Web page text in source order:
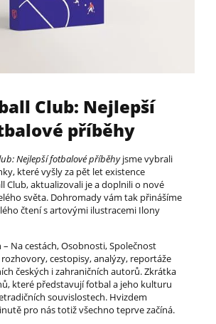
Club: Nejlepší
příběhy
Nejlepší fotbalové příběhyjsme vybrali
které vyšly za pět let existence
Club, aktualizovali je a doplnili o nové
světa. Dohromady vám tak přinášíme
čtení s artovými ilustracemi Ilony
Na cestách, Osobnosti, Společnost
cestopisy, analýzy, reportáže
českých i zahraničních autorů. Zkrátka
které představují fotbal a jeho kulturu
souvislostech. Hvizdem
pro nás totiž všechno teprve začíná.